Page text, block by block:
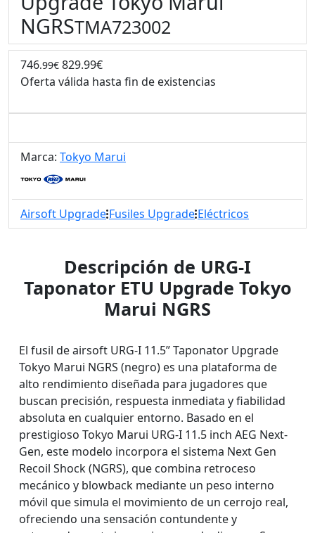
NGRSTMA723002
746.99€ 829.99€
Oferta válida hasta fin de existencias
Marca: Tokyo Marui
Airsoft Upgrade Fusiles Upgrade Eléctricos
Descripción de URG-I
Taponator ETU Upgrade Tokyo
Marui NGRS
El fusil de airsoft URG-I 11.5” Taponator Upgrade
Tokyo Marui NGRS (negro) es una plataforma de
alto rendimiento diseñada para jugadores que
buscan precisión, respuesta inmediata y fiabilidad
absoluta en cualquier entorno. Basado en el
prestigioso Tokyo Marui URG-I 11.5 inch AEG Next-
Gen, este modelo incorpora el sistema Next Gen
Recoil Shock (NGRS), que combina retroceso
mecánico y blowback mediante un peso interno
móvil que simula el movimiento de un cerrojo real,
ofreciendo una sensación contundente y